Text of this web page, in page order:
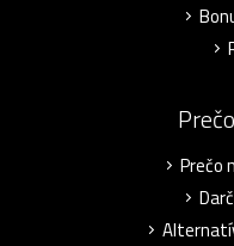
Prečo